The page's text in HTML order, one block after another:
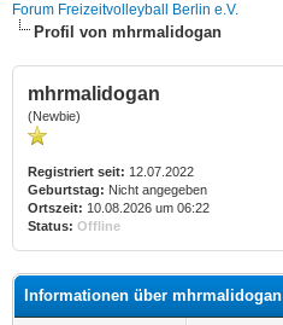
Forum Freizeitvolleyball Berlin e.V.
Profil von mhrmalidogan
mhrmalidogan
(Newbie)
Registriert seit: 12.07.2022
Geburtstag: Nicht angegeben
Ortszeit: 10.08.2026 um 06:22
Status: Offline
Informationen über mhrmalidogan